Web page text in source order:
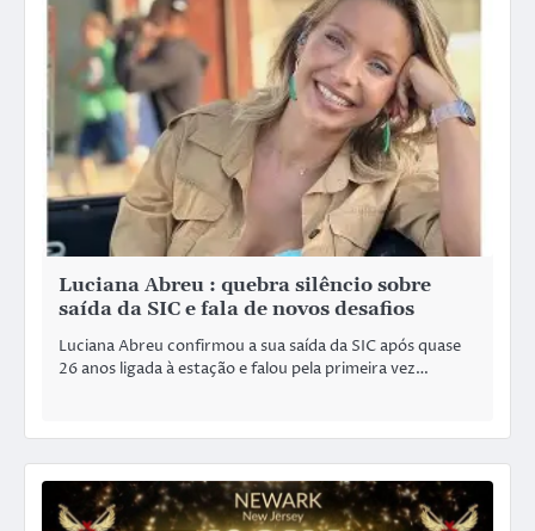
Luciana Abreu : quebra silêncio sobre
saída da SIC e fala de novos desafios
Luciana Abreu confirmou a sua saída da SIC após quase
26 anos ligada à estação e falou pela primeira vez…